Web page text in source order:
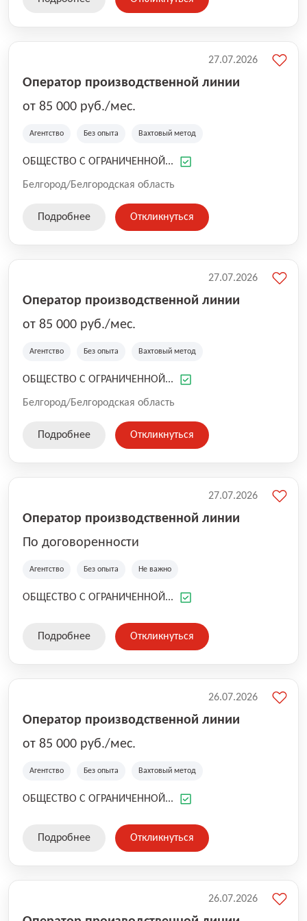
Оператор производственной линии
от 85 000 руб./мес.
Агентство Без опыта Вахтовый метод
ОБЩЕСТВО С ОГРАНИЧЕННОЙ...
Белгород/Белгородская область
27.07.2026
Подробнее Откликнуться
Оператор производственной линии
от 85 000 руб./мес.
Агентство Без опыта Вахтовый метод
ОБЩЕСТВО С ОГРАНИЧЕННОЙ...
Белгород/Белгородская область
27.07.2026
Подробнее Откликнуться
Оператор производственной линии
По договоренности
Агентство Без опыта Не важно
ОБЩЕСТВО С ОГРАНИЧЕННОЙ...
27.07.2026
Подробнее Откликнуться
Оператор производственной линии
от 85 000 руб./мес.
Агентство Без опыта Вахтовый метод
ОБЩЕСТВО С ОГРАНИЧЕННОЙ...
26.07.2026
Подробнее Откликнуться
26.07.2026